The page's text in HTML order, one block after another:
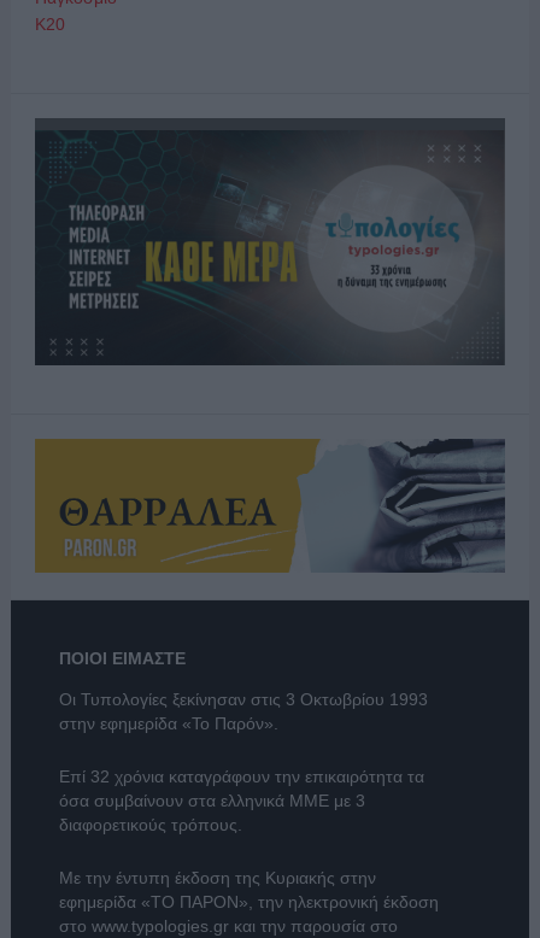
ΠΟΙΟΙ ΕΙΜΑΣΤΕ
Οι Τυπολογίες ξεκίνησαν στις 3 Οκτωβρίου 1993
στην εφημερίδα «Το Παρόν».
Επί 32 χρόνια καταγράφουν την επικαιρότητα τα
όσα συμβαίνουν στα ελληνικά ΜΜΕ με 3
διαφορετικούς τρόπους.
Με την έντυπη έκδοση της Κυριακής στην
εφημερίδα «ΤΟ ΠΑΡΟΝ», την ηλεκτρονική έκδοση
στο www.typologies.grκαι την παρουσία στο